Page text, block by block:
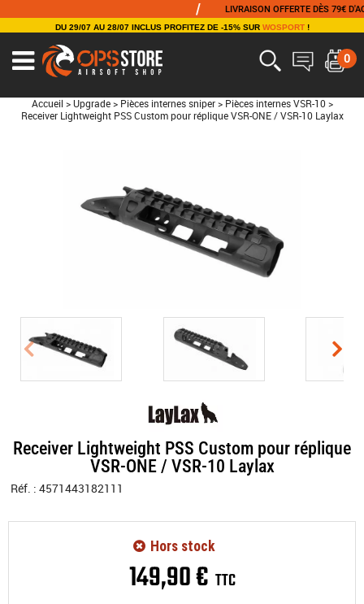
LIVRAISON OFFERTE DÈS 79€
DU 29/07 AU 28/07 INCLUS PROFITEZ DE -15% SUR WOSPORT!
0
Accueil > Upgrade > Pièces internes sniper > Pièces internes VSR-10 >
Receiver Lightweight PSS Custom pour réplique VSR-ONE / VSR-10 Laylax
Receiver Lightweight PSS Custom pour réplique
VSR-ONE / VSR-10 Laylax
Réf. : 4571443182111
149,90€ TTC
Hors stock